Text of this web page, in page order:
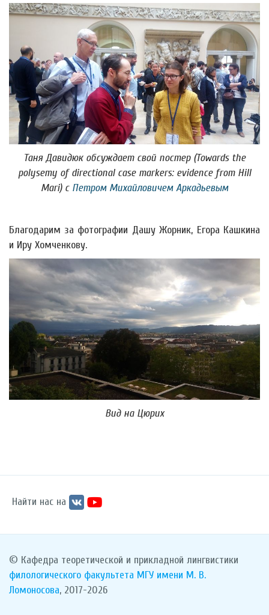
Таня Давидюк обсуждает свой постер (Towards the
polysemy of directional case markers: evidence from Hill
Mari) с Петром Михайловичем Аркадьевым
Благодарим за фотографии Дашу Жорник, Егора Кашкина
и Иру Хомченкову.
Вид на Цюрих
Найти нас на
© Кафедра теоретической и прикладной лингвистики
филологического факультета МГУ имени М. В.
Ломоносова, 2017-2026